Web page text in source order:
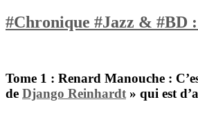
#Chronique #Jazz & #BD
Tome 1 : Renard Manouche :
de Django Reinhardt » qui est